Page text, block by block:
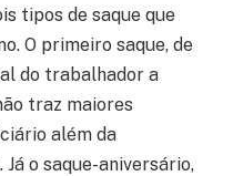
tipos de saque que
O primeiro saque, de
do trabalhador a
traz maiores
além da
o saque-aniversário,